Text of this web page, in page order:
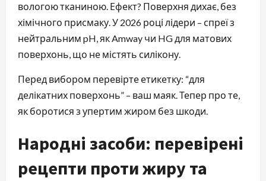
вологою тканиною. Ефект? Поверхня дихає, без
хімічного присмаку. У 2026 році лідери – спреї з
нейтральним pH, як Amway чи HG для матових
поверхонь, що не містять силікону.
Перед вибором перевірте етикетку: “для
делікатних поверхонь” – ваш маяк. Тепер про те,
як боротися з упертим жиром без шкоди.
Народні засоби: перевірені
рецепти проти жиру та